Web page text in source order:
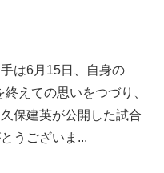
は6月15日、自身の
えての思いをつづり、
保建英が公開した試合
うございま...